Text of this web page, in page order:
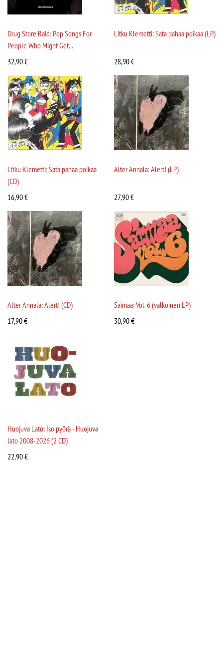
Drug Store Raid: Pop Songs For
People Who Might Get...
32,90€
Litku Klemetti: Sata pahaa poikaa (LP)
28,90€
Litku Klemetti: Sata pahaa poikaa
(CD)
16,90€
Alter Annala: Alert! (LP)
27,90€
Alter Annala: Alert! (CD)
17,90€
Saimaa: Vol. 6 (valkoinen LP)
30,90€
Huojuva Lato: Iso pyörä - Huojuva
lato 2008-2026 (2 CD)
22,90€